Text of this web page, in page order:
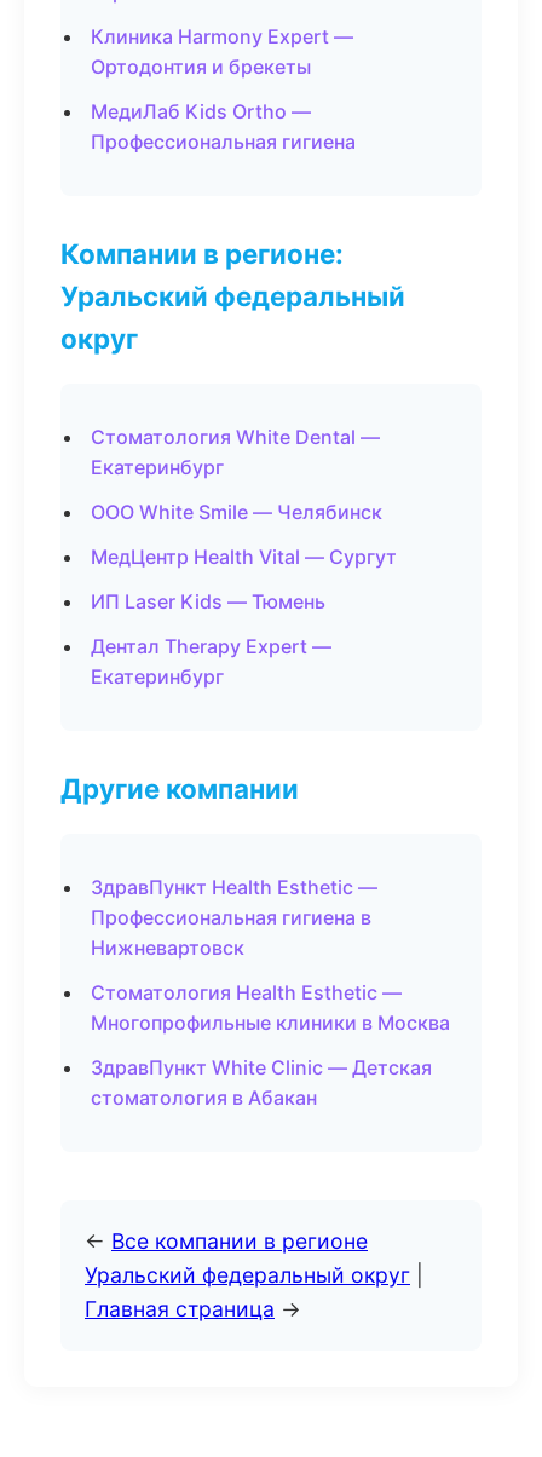
Клиника Harmony Expert —
Ортодонтия и брекеты
МедиЛаб Kids Ortho —
Профессиональная гигиена
Компании в регионе:
Уральский федеральный
округ
Стоматология White Dental —
Екатеринбург
ООО White Smile — Челябинск
МедЦентр Health Vital — Сургут
ИП Laser Kids — Тюмень
Дентал Therapy Expert —
Екатеринбург
Другие компании
ЗдравПункт Health Esthetic —
Профессиональная гигиена в
Нижневартовск
Стоматология Health Esthetic —
Многопрофильные клиники в Москва
ЗдравПункт White Clinic — Детская
стоматология в Абакан
← Все компании в регионе
Уральский федеральный округ
Главная страница →